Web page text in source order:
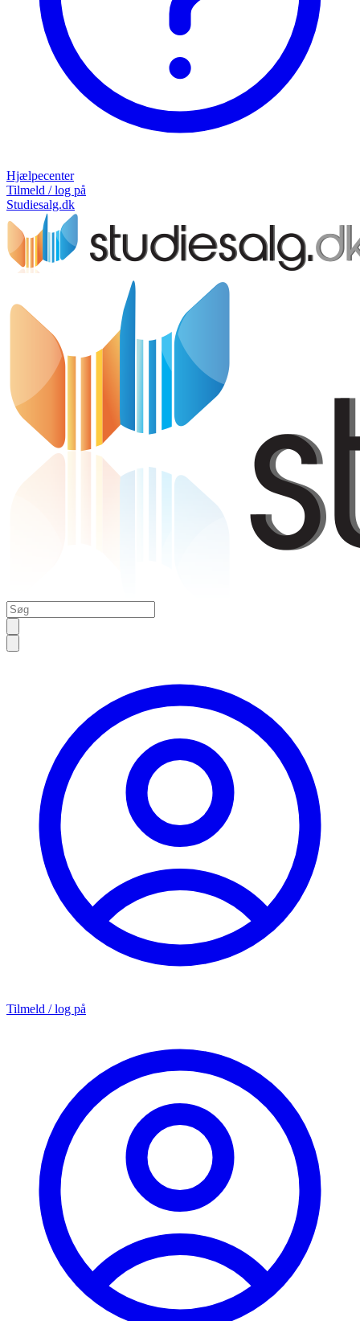
Hjælpecenter
Tilmeld / log på
Studiesalg.dk
Tilmeld / log på